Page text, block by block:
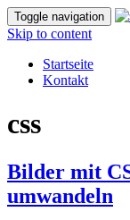
Toggle navigation
Skip to content
Startseite
Kontakt
css
Bilder mit
umwandeln